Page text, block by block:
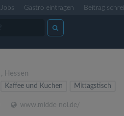
Jobs Gastro eintragen Beitrag
, Hessen
Kaffee und Kuchen Mittagstisch
www.midde-noi.de/